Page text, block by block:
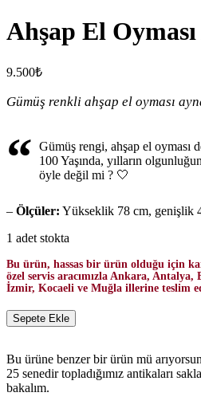
Ahşap El
9.500₺
Gümüş renkli ahşap el oyması
“ Gümüş rengi, ahşap el oyması
100 Yaşında, yılların
öyle değil mi ? 🤍
– Ölçüler: Yükseklik 78 cm, genişlik
1 adet stokta
Bu ürün, hassas bir ürün olduğu için
özel servis aracımızla Ankara,
İzmir, Kocaeli ve Muğla illerine teslim
Sepete Ekle
Bu ürüne benzer bir ürün mü
25 senedir topladığımız antikaları
bakalım.